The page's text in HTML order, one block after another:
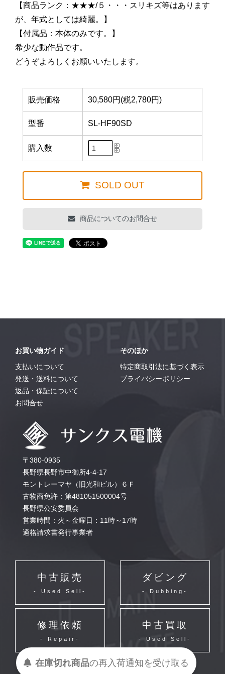
【商品ランク：★★★/５・・・スリキズ等はあります
が、年式としては綺麗。】
【付属品：本体のみです。】
希少な動作品です。
どうぞよろしくお願いいたします。
販売価格 30,580円(税2,780円)
型番 SL-HF90SD
購入数
SOLD OUT
商品についてのお問合せ
お買い物ガイド
支払いについて
発送・送料について
返品・保証について
お問合せ
そのほか
特定商取引法に基づく表示
プライバシーポリシー
〒380-0935
長野県長野市中御所4-4-17
モントレーマヤ（旧光和ビル）６Ｆ
古物商免許：第481051500004号
長野県公安委員会
営業時間：火～金曜日：11時～17時
適格請求書発行事業者
中古販売
- Used Sell-
ダビング
- Dubbing-
修理依頼
- Repair-
中古買取
- Used Sell-
在庫切れ商品の再入荷通知を受け取る